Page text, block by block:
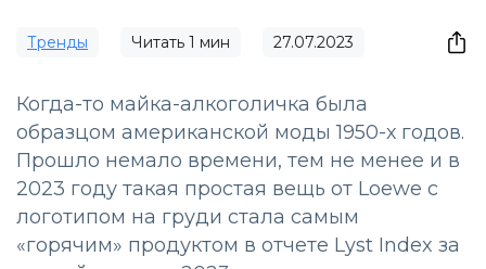
Тренды Читать 1 мин 27.07.2023
Когда-то майка-алкоголичка была
образцом американской моды 1950-х годов.
Прошло немало времени, тем не менее и в
2023 году такая простая вещь от Loewe с
логотипом на груди стала самым
«горячим» продуктом в отчете Lyst Index за